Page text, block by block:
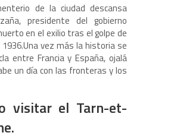
de la ciudad descansa
presidente del gobierno
en el exilio tras el golpe de
vez más la historia se
entre Francia y España, ojalá
un día con las fronteras y los
visitar el Tarn-et-